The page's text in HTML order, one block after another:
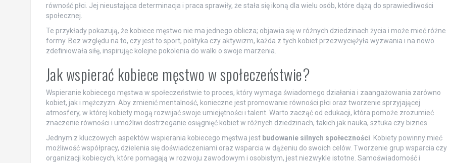
równość płci. Jej nieustająca determinacja i praca sprawiły, że stała się ikoną dla wielu osób, które dążą do sprawiedliwości
społecznej.
Te przykłady pokazują, że kobiece męstwo nie ma jednego oblicza; objawia się w różnych dziedzinach życia i może mieć różne
formy. Bez względu na to, czy jest to sport, polityka czy aktywizm, każda z tych kobiet przezwyciężyła wyzwania i na nowo
zdefiniowała siłę, inspirując kolejne pokolenia do walki o swoje marzenia.
Jak wspierać kobiece męstwo w społeczeństwie?
Wspieranie kobiecego męstwa w społeczeństwie to proces, który wymaga świadomego działania i zaangażowania zarówno
kobiet, jak i mężczyzn. Aby zmienić mentalność, konieczne jest promowanie równości płci oraz tworzenie sprzyjającej
atmosfery, w której kobiety mogą rozwijać swoje umiejętności i talent. Warto zacząć od edukacji, która pomoże zrozumieć
znaczenie równości i umożliwi dostrzeganie osiągnięć kobiet w różnych dziedzinach, takich jak nauka, sztuka czy biznes.
Jednym z kluczowych aspektów wspierania kobiecego męstwa jest budowanie silnych społeczności . Kobiety powinny mieć
możliwość współpracy, dzielenia się doświadczeniami oraz wsparcia w dążeniu do swoich celów. Tworzenie grup wsparcia czy
organizacji kobiecych, które pomagają w rozwoju zawodowym i osobistym, jest niezwykle istotne. Samoświadomość i